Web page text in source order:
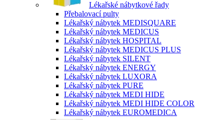
Lékařské nábytkové řady
Přebalovací pulty
Lékařský nábytek MEDISQUARE
Lékařský nábytek MEDICUS
Lékařský nábytek HOSPITAL
Lékařský nábytek MEDICUS PLUS
Lékařský nábytek SILENT
Lékařský nábytek ENERGY
Lékařský nábytek LUXORA
Lékařský nábytek PURE
Lékařský nábytek MEDI HIDE
Lékařský nábytek MEDI HIDE COLOR
Lékařský nábytek EUROMEDICA